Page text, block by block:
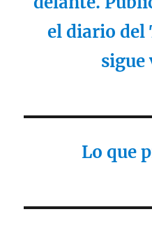
el diario del
sigue
Lo que